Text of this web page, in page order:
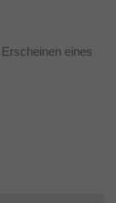
eines